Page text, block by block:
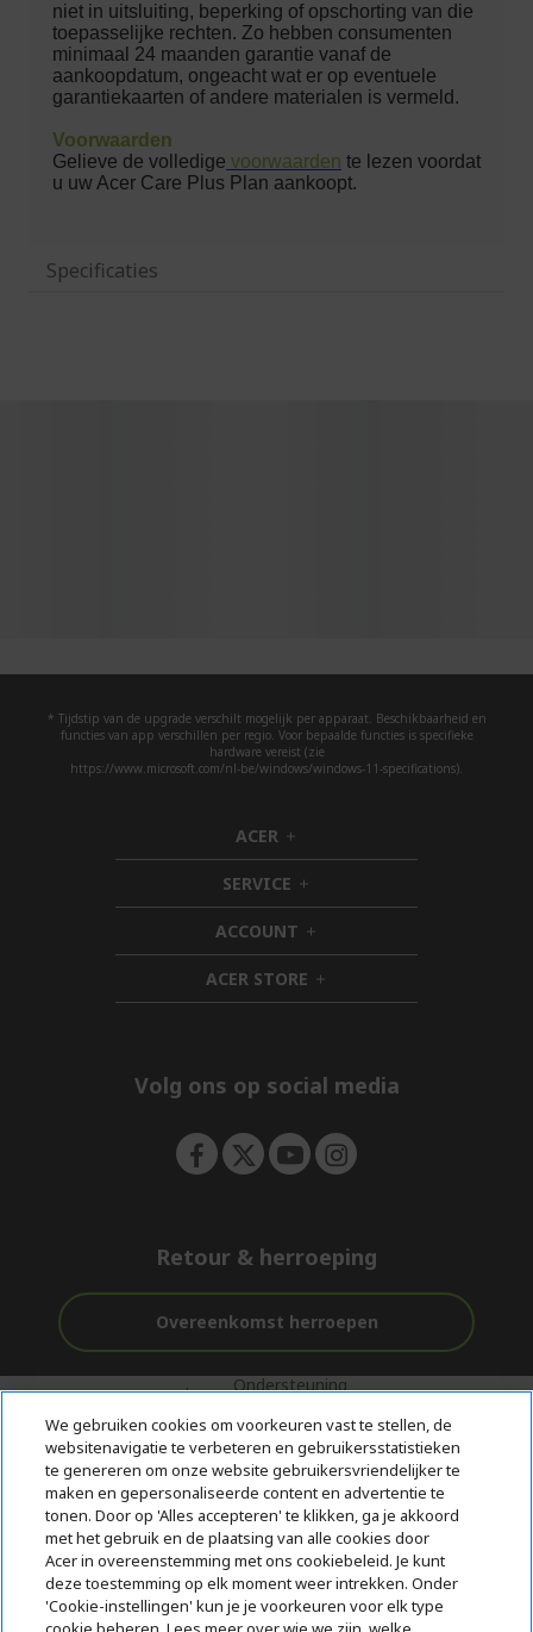
Specificaties
* Tijdstip van de upgrade verschilt mogelijk per apparaat. Beschikbaarheid en
functies van app verschillen per regio. Voor bepaalde functies is specifieke
hardware vereist (zie
https://www.microsoft.com/nl-be/windows/windows-11-specifications).
ACER h
i
d
d
e
n
SERVICE h
i
d
d
e
n
ACCOUNT h
i
d
d
ACER STORE h
i
e
Volg ons op social media
Retour & herroeping
Overeenkomst herroepen
Gratis
bezorging
Ondersteuning
aankoop
Veilig
Betalen
© 2026 Acer Inc.
CPYou BV is de erkende reseller van de producten en diensten die
in deze winkel worden aangeboden.
We gebruiken cookies om voorkeuren vast te stellen, de
websitenavigatie te verbeteren en gebruikersstatistieken
te genereren om onze website gebruikersvriendelijker te
maken en gepersonaliseerde content en advertentie te
tonen. Door op 'Alles accepteren' te klikken, ga je akkoord
met het gebruik en de plaatsing van alle cookies door
Acer in overeenstemming met ons cookiebeleid. Je kunt
deze toestemming op elk moment weer intrekken. Onder
'Cookie-instellingen' kun je je voorkeuren voor elk type